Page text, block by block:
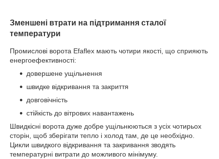
Зменшені втрати на підтримання сталої
температури
Промислові ворота Efaflex мають чотири якості, що сприяють
енергоефективності:
довершене ущільнення
швидке відкривання та закриття
довговічність
стійкість до вітрових навантажень
Швидкісні ворота дуже добре ущільнюються з усіх чотирьох
сторін, щоб зберігати тепло і холод там, де це необхідно.
Цикли швидкого відкривання та закривання зводять
температурні витрати до можливого мінімуму.